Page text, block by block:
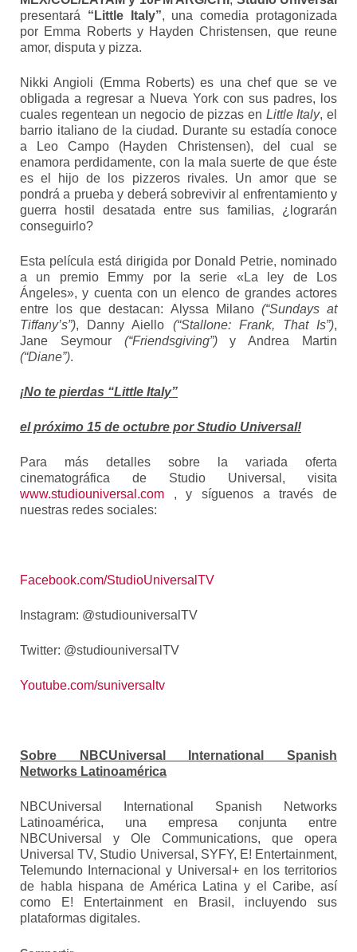
presentará “Little Italy”, una comedia protagonizada
por Emma Roberts y Hayden Christensen, que reune
amor, disputa y pizza.
Nikki Angioli (Emma Roberts) es una chef que se ve
obligada a regresar a Nueva York con sus padres, los
cuales regentean un negocio de pizzas en Little Italy, el
barrio italiano de la ciudad. Durante su estadía conoce
a Leo Campo (Hayden Christensen), del cual se
enamora perdidamente, con la mala suerte de que éste
es el hijo de los pizzeros rivales. Un amor que se
pondrá a prueba y deberá sobrevivir al enfrentamiento y
guerra hostil desatada entre sus familias, ¿lograrán
conseguirlo?
Esta película está dirigida por Donald Petrie, nominado
a un premio Emmy por la serie «La ley de Los
Ángeles», y cuenta con un elenco de grandes actores
entre los que destacan: Alyssa Milano (“Sundays at
Tiffany’s”), Danny Aiello (“Stallone: Frank, That Is”),
Jane Seymour (“Friendsgiving”)y Andrea Martin
(“Diane”).
¡No te pierdas “Little Italy”
el próximo 15 de octubre por Studio Universal!
Para más detalles sobre la variada oferta
cinematográfica de Studio Universal, visita
www.studiouniversal.com , y síguenos a través de
nuestras redes sociales:
Facebook.com/StudioUniversalTV
Instagram: @studiouniversalTV
Twitter: @studiouniversalTV
Youtube.com/suniversaltv
Sobre NBCUniversal International Spanish
Networks Latinoamérica
NBCUniversal International Spanish Networks
Latinoamérica, una empresa conjunta entre
NBCUniversal y Ole Communications, que opera
Universal TV, Studio Universal, SYFY, E! Entertainment,
Telemundo Internacional y Universal+ en los territorios
de habla hispana de América Latina y el Caribe, así
como E! Entertainment en Brasil, incluyendo sus
plataformas digitales.